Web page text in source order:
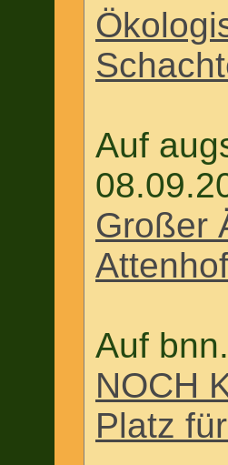
Auf
Großer
Auf
NOCH
Platz